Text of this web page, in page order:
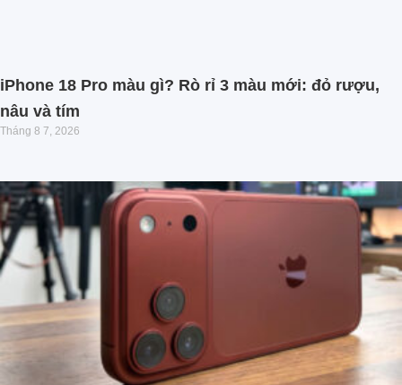
iPhone 18 Pro màu gì? Rò rỉ 3 màu mới: đỏ rượu,
nâu và tím
Tháng 8 7, 2026